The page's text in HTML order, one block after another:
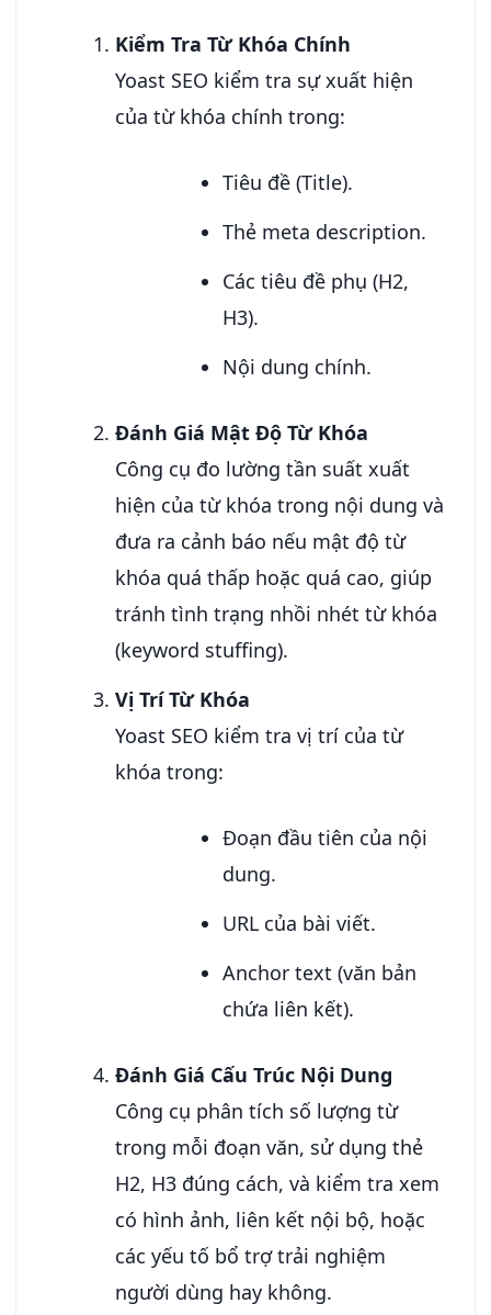
Kiểm Tra Từ Khóa Chính
Yoast SEO kiểm tra sự xuất hiện
của từ khóa chính trong:
Tiêu đề (Title).
Thẻ meta description.
Các tiêu đề phụ (H2,
H3).
Nội dung chính.
Đánh Giá Mật Độ Từ Khóa
Công cụ đo lường tần suất xuất
hiện của từ khóa trong nội dung và
đưa ra cảnh báo nếu mật độ từ
khóa quá thấp hoặc quá cao, giúp
tránh tình trạng nhồi nhét từ khóa
(keyword stuffing).
Vị Trí Từ Khóa
Yoast SEO kiểm tra vị trí của từ
khóa trong:
Đoạn đầu tiên của nội
dung.
URL của bài viết.
Anchor text (văn bản
chứa liên kết).
Đánh Giá Cấu Trúc Nội Dung
Công cụ phân tích số lượng từ
trong mỗi đoạn văn, sử dụng thẻ
H2, H3 đúng cách, và kiểm tra xem
có hình ảnh, liên kết nội bộ, hoặc
các yếu tố bổ trợ trải nghiệm
người dùng hay không.